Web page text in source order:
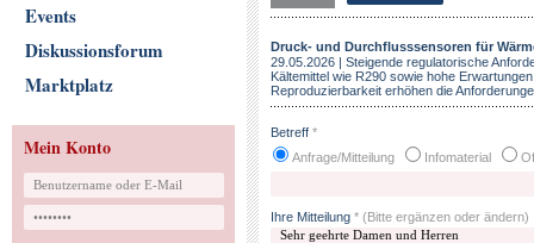
Events
Diskussionsforum
Marktplatz
Mein Konto
Druck- und Durchflusssensoren für
29.05.2026 | Steigende regulatorische
Kältemittel wie R290 sowie hohe
Reproduzierbarkeit erhöhen die
Betreff *
Anfrage/Mitteilung
Infomaterial
Ihre Mitteilung * (Bitte ergänzen oder ändern)